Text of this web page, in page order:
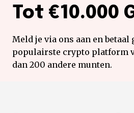
Tot €10.000
Meld je via ons aan en
populairste crypto platform
dan 200 andere munten.